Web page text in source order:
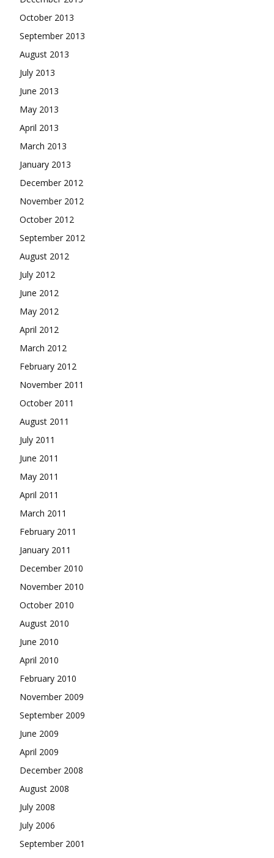
October 2013
September 2013
August 2013
July 2013
June 2013
May 2013
April 2013
March 2013
January 2013
December 2012
November 2012
October 2012
September 2012
August 2012
July 2012
June 2012
May 2012
April 2012
March 2012
February 2012
November 2011
October 2011
August 2011
July 2011
June 2011
May 2011
April 2011
March 2011
February 2011
January 2011
December 2010
November 2010
October 2010
August 2010
June 2010
April 2010
February 2010
November 2009
September 2009
June 2009
April 2009
December 2008
August 2008
July 2008
July 2006
September 2001